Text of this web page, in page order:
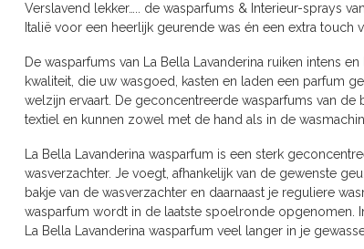
Verslavend lekker….. de wasparfums & Interieur-sprays
Italië voor een heerlijk geurende was én een extra touch
De wasparfums van La Bella Lavanderina ruiken intens
kwaliteit, die uw wasgoed, kasten en laden een parfum
welzijn ervaart. De geconcentreerde wasparfums van
textiel en kunnen zowel met de hand als in de
La Bella Lavanderina wasparfum is een sterk
wasverzachter. Je voegt, afhankelijk van de gewenste
bakje van de wasverzachter en daarnaast je reguliere
wasparfum wordt in de laatste spoelronde opgenomen.
La Bella Lavanderina wasparfum veel langer in je